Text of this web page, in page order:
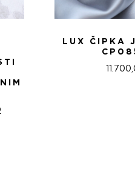
ТРЕНУТНА
LUX ČIPKA